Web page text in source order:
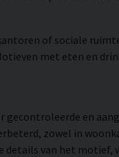
of sociale
met eten en
gecontroleerde en
zowel in
details van het motief,